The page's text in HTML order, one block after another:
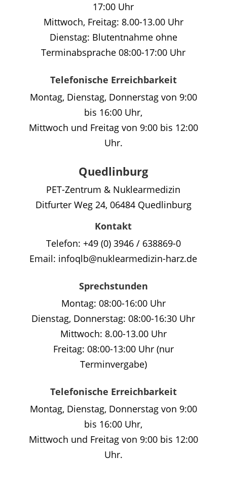
17:00 Uhr
Mittwoch, Freitag: 8.00-13.00 Uhr
Dienstag: Blutentnahme ohne
Terminabsprache 08:00-17:00 Uhr
Telefonische Erreichbarkeit
Montag, Dienstag, Donnerstag von 9:00
bis 16:00 Uhr,
Mittwoch und Freitag von 9:00 bis 12:00
Uhr.
Quedlinburg
PET-Zentrum & Nuklearmedizin
Ditfurter Weg 24, 06484 Quedlinburg
Kontakt
Telefon: +49 (0) 3946 / 638869-0
Email: infoqlb@nuklearmedizin-harz.de
Sprechstunden
Montag: 08:00-16:00 Uhr
Dienstag, Donnerstag: 08:00-16:30 Uhr
Mittwoch: 8.00-13.00 Uhr
Freitag: 08:00-13:00 Uhr (nur
Terminvergabe)
Telefonische Erreichbarkeit
Montag, Dienstag, Donnerstag von 9:00
bis 16:00 Uhr,
Mittwoch und Freitag von 9:00 bis 12:00
Uhr.